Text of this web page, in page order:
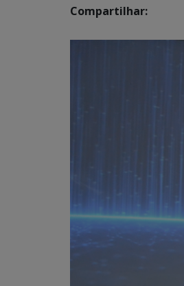
Compartilhar: